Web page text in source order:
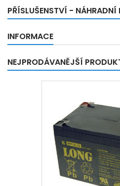
PŘÍSLUŠENSTVÍ - NÁHRADNÍ
INFORMACE
NEJPRODÁVANĚJŠÍ